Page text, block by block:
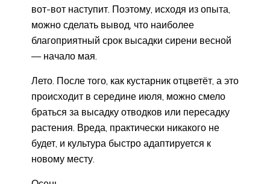
вот-вот наступит. Поэтому, исходя из опыта,
можно сделать вывод, что наиболее
благоприятный срок высадки сирени весной
— начало мая.
Лето. После того, как кустарник отцветёт, а это
происходит в середине июля, можно смело
браться за высадку отводков или пересадку
растения. Вреда, практически никакого не
будет, и культура быстро адаптируется к
новому месту.